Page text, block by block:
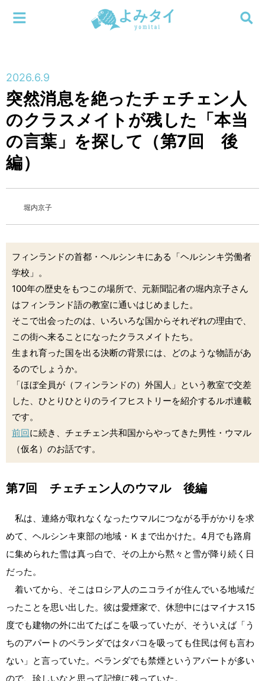
連載
新刊
特集
編集部
検索する
メニューを閉じる
2026.6.9
突然消息を絶ったチェチェン人
のクラスメイトが残した「本当
の言葉」を探して（第7回 後
編）
堀内京子
フィンランドの首都・ヘルシンキにある「ヘルシンキ労働者
学校」。
100年の歴史をもつこの場所で、元新聞記者の堀内京子さん
はフィンランド語の教室に通いはじめました。
そこで出会ったのは、いろいろな国からそれぞれの理由で、
この街へ来ることになったクラスメイトたち。
生まれ育った国を出る決断の背景には、どのような物語があ
るのでしょうか。
「ほぼ全員が（フィンランドの）外国人」という教室で交差
した、ひとりひとりのライフヒストリーを紹介するルポ連載
です。
前回に続き、チェチェン共和国からやってきた男性・ウマル
（仮名）のお話です。
第7回 チェチェン人のウマル 後編
私は、連絡が取れなくなったウマルにつながる手がかりを求
めて、ヘルシンキ東部の地域・Ｋまで出かけた。4月でも路肩
に集められた雪は真っ白で、その上から黙々と雪が降り続く日
だった。
着いてから、そこはロシア人のニコライが住んでいる地域だ
ったことを思い出した。彼は愛煙家で、休憩中にはマイナス15
度でも建物の外に出てたばこを吸っていたが、そういえば「う
ちのアパートのベランダではタバコを吸っても住民は何も言わ
ない」と言っていた。ベランダでも禁煙というアパートが多い
ので、珍しいなと思って記憶に残っていた。